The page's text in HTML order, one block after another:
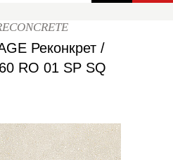
Реконкрет /
RO 01 SP SQ